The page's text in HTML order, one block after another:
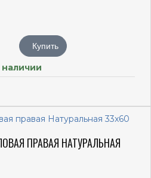
Купить
наличии
ПРАВАЯ НАТУРАЛЬНАЯ